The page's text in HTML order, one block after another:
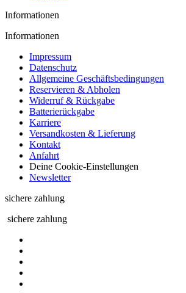
Informationen
Informationen
Impressum
Datenschutz
Allgemeine Geschäftsbedingungen
Reservieren & Abholen
Widerruf & Rückgabe
Batterierückgabe
Karriere
Versandkosten & Lieferung
Kontakt
Anfahrt
Deine Cookie-Einstellungen
Newsletter
sichere zahlung
sichere zahlung